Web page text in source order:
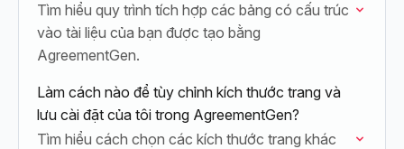
Tìm hiểu quy trình tích hợp các bảng có cấu trúc
vào tài liệu của bạn được tạo bằng
AgreementGen.
Làm cách nào để tùy chỉnh kích thước trang và
lưu cài đặt của tôi trong AgreementGen?
Tìm hiểu cách chọn các kích thước trang khác